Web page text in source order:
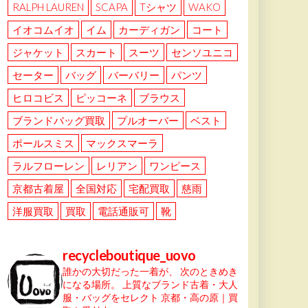
RALPH LAUREN
SCAPA Tシャツ
WAKO
イオコムイオ
イム カーディガン
コート
ジャケット
スカート スーツ
センソユニコ
セーター
バッグ バーバリー
パンツ
ヒロコビス
ピッコーネ
ブラウス
ブランドバッグ買取
プルオーバー
ベスト
ポールスミス
マックスマーラ
ラルフローレン
レリアン
ワンピース
京都古着屋
全国対応 宅配買取
慈雨
洋服買取
買取 電話通販可 靴
recycleboutique_uovo
誰かの大切だった一着が、
次のときめき
になる場所。
上質なブランド古着・大人
服・バッグをセレクト 京都・高の原｜買